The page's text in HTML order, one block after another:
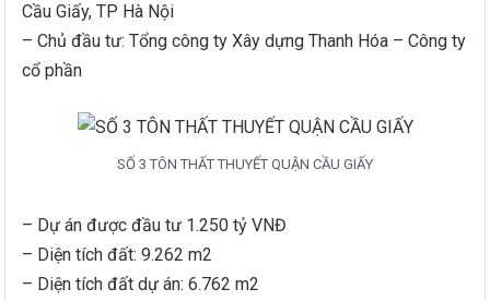
Cầu Giấy, TP Hà Nội
– Chủ đầu tư: Tổng công ty Xây dựng Thanh Hóa – Công ty
cổ phần
SỐ 3 TÔN THẤT THUYẾT QUẬN CẦU GIẤY
– Dự án được đầu tư 1.250 tỷ VNĐ
– Diện tích đất: 9.262 m2
– Diện tích đất dự án: 6.762 m2